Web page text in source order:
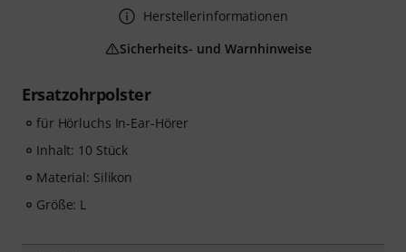
Ersatzohrpolster
für Hörluchs In-Ear-Hörer
Inhalt: 10 Stück
Material: Silikon
Größe: L
Herstellerinformationen
Sicherheits- und Warnhinweise